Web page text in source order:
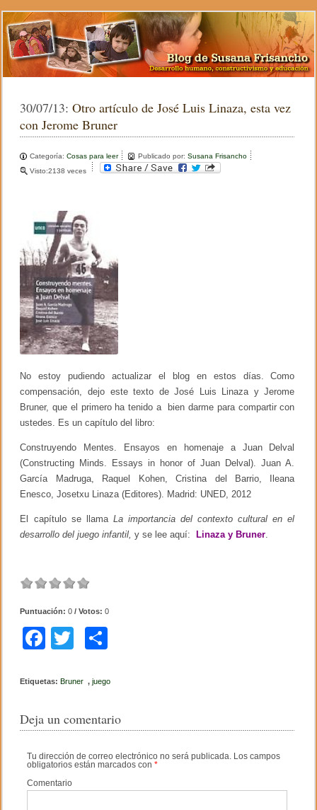
30/07/13:Otro artículo de José Luis Linaza, esta vez
con Jerome Bruner
Categoría:Cosas para leer Publicado por:Susana Frisancho
Visto:2138 veces
No estoy pudiendo actualizar el blog en estos días. Como
compensación, dejo este texto de José Luis Linaza y Jerome
Bruner, que el primero ha tenido a bien darme para compartir con
ustedes. Es un capítulo del libro:
Construyendo Mentes. Ensayos en homenaje a Juan Delval
(Constructing Minds. Essays in honor of Juan Delval). Juan A.
García Madruga, Raquel Kohen, Cristina del Barrio, Ileana
Enesco, Josetxu Linaza (Editores). Madrid: UNED, 2012
El capítulo se llama La importancia del contexto cultural en el
desarrollo del juego infantil,y se lee aquí: Linaza y Bruner
Puntuación:0 / Votos:0
F
c
b
o
o
k
tt
m
ar
tir
Etiquetas: Bruner ,juego
Deja un comentario
Tu dirección de correo electrónico no será publicada. Los campos
obligatorios están marcados con*
Comentario